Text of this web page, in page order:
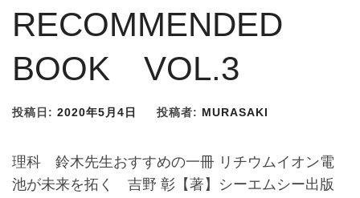
RECOMMENDED
BOOK VOL.3
投稿日: 2020年5月4日 投稿者: MURASAKI
理科 鈴木先生おすすめの一冊 リチウムイオン電
池が未来を拓く 吉野 彰【著】シーエムシー出版